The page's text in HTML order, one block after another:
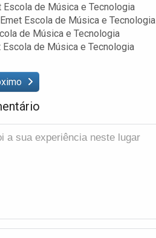
Escola de Música e Tecnologia
Escola de Música e Tecnologia
de Música e Tecnologia
Escola de Música e Tecnologia